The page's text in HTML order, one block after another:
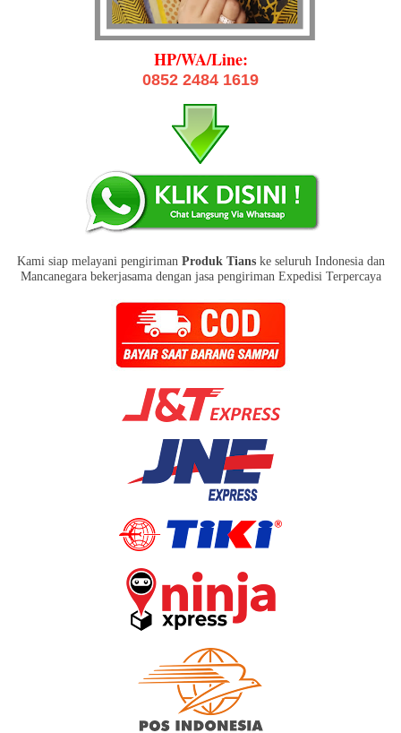
HP/WA/Line:
0852 2484 1619
Kami siap melayani pengiriman Produk Tianske seluruh Indonesia dan
Mancanegara bekerjasama dengan jasa pengiriman Expedisi Terpercaya